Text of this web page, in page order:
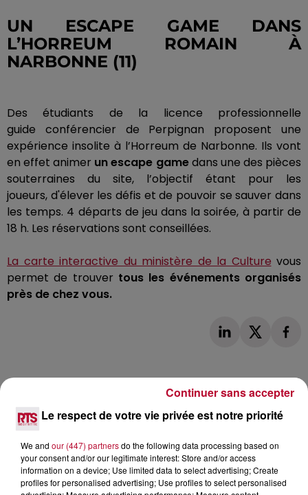
UN ESCAPE GAME DANS
L’HORREUM ROMAIN À
NARBONNE (11)
Des étudiants de la licence professionnelle
guide
conférencier de Perpignan proposent une
expérience insolite à l’Horreum de Narbonne. Ils vont
en effet animer un escape gamedans une des pièces
souterraines du site, l’objectif étant pour les
joueurs, d'élever les défis et de pouvoir se sauver dans
les temps. 4 départs de jeu dans la soirée, à partir de
18 h. Les réservations sont conseillées.
La carte interactive du ministère de la Culture vous
permet de trouver tous les événements organisés
près de chez vous.
L'actu RTS dans le Sud Voir plus
Le respect de votre vie privée est notre priorité
We and our (447) partnersdo the following data processing based on
your consent and/or our legitimate interest: Store and/or access
information on a device; Use limited data to select advertising; Create
profiles for personalised advertising; Use profiles to select personalised
Continuer sans accepter